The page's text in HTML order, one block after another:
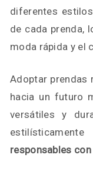
diferentes
de cada prenda,
moda rápida y el
Adoptar prendas
hacia un futuro
versátiles y
responsables